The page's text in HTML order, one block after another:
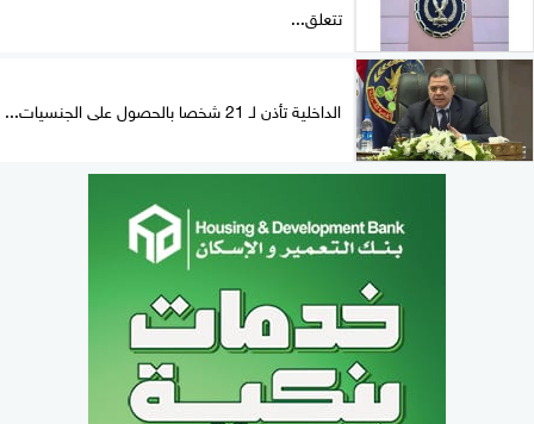
تتعلق...
الداخلية تأذن لـ 21 شخصا بالحصول على الجنسيات...